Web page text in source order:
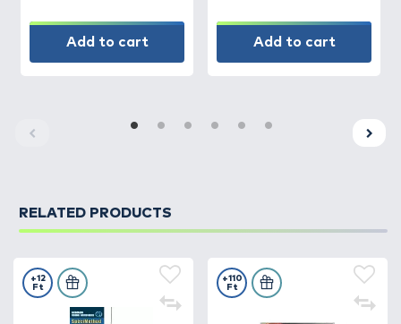
Add to cart Add to cart
RELATED PRODUCTS
+12
Ft
+110
Ft